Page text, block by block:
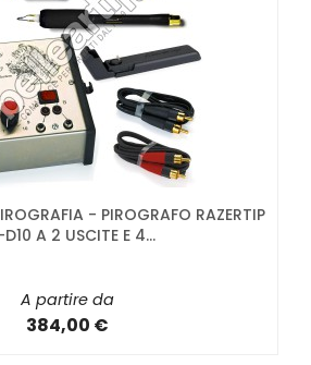
- PIROGRAFO RAZERTIP
D10 A 2 USCITE E 4...
A partire da
384,00 €